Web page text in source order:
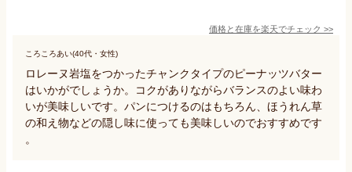
価格と在庫を楽天でチェック >>
ころころあい(40代・女性)
ロレーヌ岩塩をつかったチャンクタイプのピーナッツバター
はいかがでしょうか。コクがありながらバランスのよい味わ
いが美味しいです。パンにつけるのはもちろん、ほうれん草
の和え物などの隠し味に使っても美味しいのでおすすめです
。